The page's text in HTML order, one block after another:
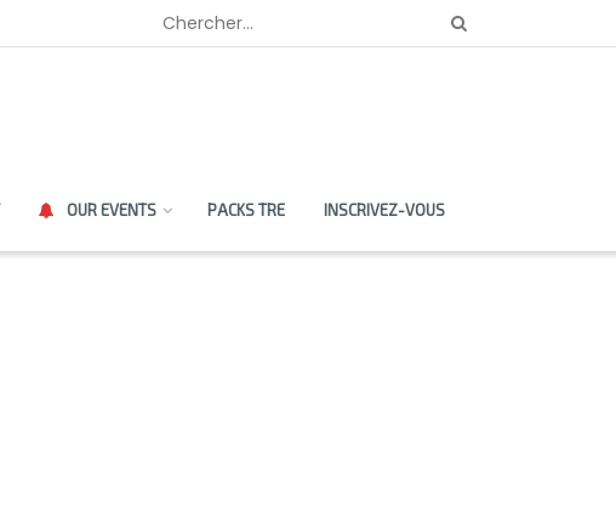
OUR EVENTS PACKS TRE INSCRIVEZ-VOUS